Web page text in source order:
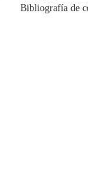
Bibliografía de